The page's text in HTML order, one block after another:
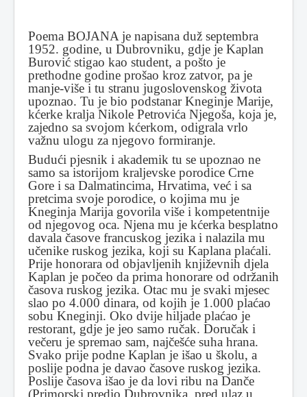
IMPRESUM
Poema BOJANA je napisana duž septembra
1952. godine, u Dubrovniku, gdje je Kaplan
Burović stigao kao student, a pošto je
prethodne godine prošao kroz zatvor, pa je
manje-više i tu stranu jugoslovenskog života
upoznao. Tu je bio podstanar Kneginje Marije,
kćerke kralja Nikole Petrovića Njegoša, koja je,
zajedno sa svojom kćerkom, odigrala vrlo
važnu ulogu za njegovo formiranje.
Budući pjesnik i akademik tu se upoznao ne
samo sa istorijom kraljevske porodice Crne
Gore i sa Dalmatincima, Hrvatima, već i sa
pretcima svoje porodice, o kojima mu je
Kneginja Marija govorila više i kompetentnije
od njegovog oca. Njena mu je kćerka besplatno
davala časove francuskog jezika i nalazila mu
učenike ruskog jezika, koji su Kaplana plaćali.
Prije honorara od objavljenih književnih djela
Kaplan je počeo da prima honorare od održanih
časova ruskog jezika. Otac mu je svaki mjesec
slao po 4.000 dinara, od kojih je 1.000 plaćao
sobu Kneginji. Oko dvije hiljade plaćao je
restorant, gdje je jeo samo ručak. Doručak i
večeru je spremao sam, najčešće suha hrana.
Svako prije podne Kaplan je išao u školu, a
poslije podna je davao časove ruskog jezika.
Poslije časova išao je da lovi ribu na Danče
(Primorski predio Dubrovnika, pred ulaz u